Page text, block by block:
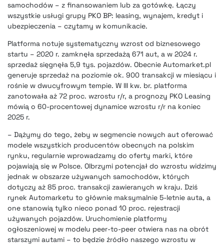
samochodów – z finansowaniem lub za gotówkę. Łączy
wszystkie usługi grupy PKO BP: leasing, wynajem, kredyt i
ubezpieczenia – czytamy w komunikacie.
Platforma notuje systematyczny wzrost od biznesowego
startu – 2020 r. zamknęła sprzedażą 671 aut, a w 2024 r.
sprzedaż sięgnęła 5,9 tys. pojazdów. Obecnie Automarket.pl
generuje sprzedaż na poziomie ok. 900 transakcji w miesiącu i
rośnie w dwucyfrowym tempie. W III kw. br. platforma
zanotowała aż 72 proc. wzrostu r/r, a prognozy PKO Leasing
mówią o 60-procentowej dynamice wzrostu r/r na koniec
2025 r.
– Dążymy do tego, żeby w segmencie nowych aut oferować
modele wszystkich producentów obecnych na polskim
rynku, regularnie wprowadzamy do oferty marki, które
pojawiają się w Polsce. Olbrzymi potencjał do wzrostu widzimy
jednak w obszarze używanych samochodów, których
dotyczy aż 85 proc. transakcji zawieranych w kraju. Dziś
rynek Automarketu to głównie maksymalnie 5-letnie auta, a
one stanowią tylko nieco ponad 10 proc. rejestracji
używanych pojazdów. Uruchomienie platformy
ogłoszeniowej w modelu peer-to-peer otwiera nas na obrót
starszymi autami – to będzie źródło naszego wzrostu w